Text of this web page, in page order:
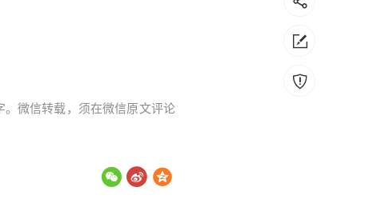
。微信转载，须在微信原文评论